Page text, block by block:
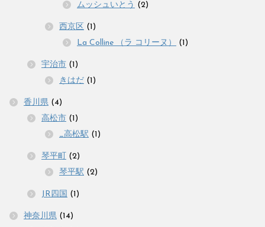
ムッシュいとう (2)
西京区 (1)
La Colline （ラ コリーヌ）
(1)
宇治市 (1)
きはだ (1)
香川県 (4)
高松市 (1)
_高松駅 (1)
琴平町 (2)
琴平駅 (2)
JR四国 (1)
神奈川県 (14)